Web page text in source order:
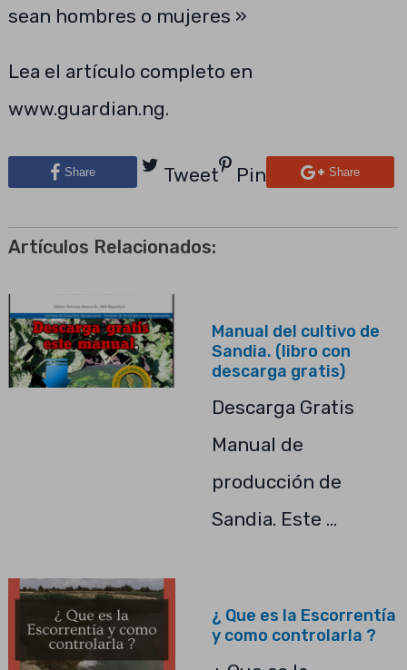
sean hombres o mujeres »
Lea el artículo completo en
www.guardian.ng.
Share Tweet Pin Share
Artículos Relacionados:
Manual del cultivo de
Sandia. (libro con
descarga gratis)
Descarga Gratis
Manual de
producción de
Sandia. Este …
¿ Que es la Escorrentía
y como controlarla ?